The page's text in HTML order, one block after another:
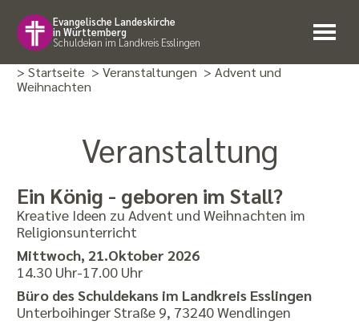
Evangelische Landeskirche
in Württemberg
Schuldekan im Landkreis Esslingen
> Startseite > Veranstaltungen > Advent und
Weihnachten
Veranstaltung
Ein König - geboren im Stall?
Kreative Ideen zu Advent und Weihnachten im
Religionsunterricht
Mittwoch, 21.Oktober 2026
14.30 Uhr-17.00 Uhr
Büro des Schuldekans im Landkreis Esslingen
Unterboihinger Straße 9, 73240 Wendlingen